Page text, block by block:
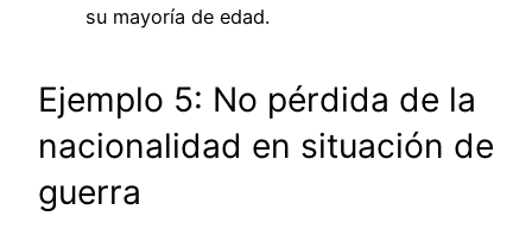
su mayoría de edad.
Ejemplo 5: No pérdida de la
nacionalidad en situación de
guerra